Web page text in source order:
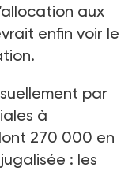
aux
enfin voir le
par
à
270 000 en
: les